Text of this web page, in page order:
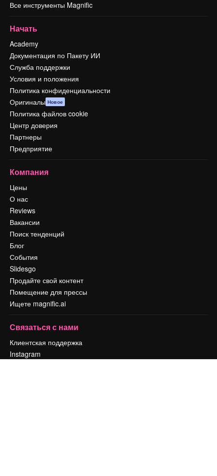
Все инструменты Magnific
Начать
Academy
Документация по Пакету ИИ
Служба поддержки
Условия и положения
Политика конфиденциальности
Оригиналы Новое
Политика файлов cookie
Центр доверия
Партнеры
Предприятие
Компания
Цены
О нас
Reviews
Вакансии
Поиск тенденций
Блог
События
Slidesgo
Продайте свой контент
Помещение для прессы
Ищете magnific.ai
Связаться с нами
Клиентская поддержка
Instagram